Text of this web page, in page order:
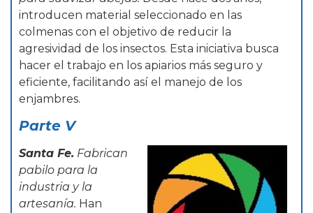
introducen material seleccionado en las
colmenas con el objetivo de reducir la
agresividad de los insectos. Esta iniciativa busca
hacer el trabajo en los apiarios más seguro y
eficiente, facilitando así el manejo de los
enjambres.
Parte V
Santa Fe. Fabrican
pabilo para la
industria y la
artesanía. Han